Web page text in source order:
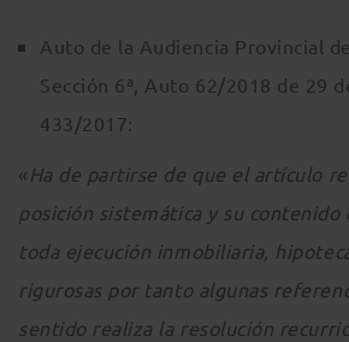
Auto de la Audiencia Provincial
Sección 6ª, Auto 62/2018 de 29
433/2017:
« Ha de partirse de que el artículo
posición sistemática y su
toda ejecución inmobiliaria,
rigurosas por tanto algunas
sentido realiza la resolución